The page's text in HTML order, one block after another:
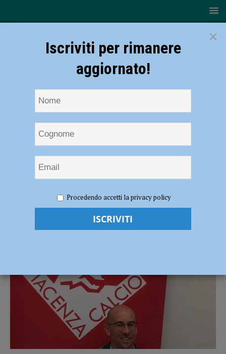
Simone Di Battista
×
Iscriviti per rimanere
aggiornato!
Procedendo accetti la privacy policy